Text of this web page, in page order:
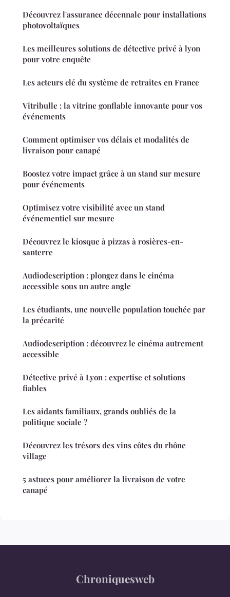
Découvrez l'assurance décennale pour installations
photovoltaïques
Les meilleures solutions de détective privé à lyon
pour votre enquête
Les acteurs clé du système de retraites en France
Vitribulle : la vitrine gonflable innovante pour vos
événements
Comment optimiser vos délais et modalités de
livraison pour canapé
Boostez votre impact grâce à un stand sur mesure
pour événements
Optimisez votre visibilité avec un stand
événementiel sur mesure
Découvrez le kiosque à pizzas à rosières-en-
santerre
Audiodescription : plongez dans le cinéma
accessible sous un autre angle
Les étudiants, une nouvelle population touchée par
la précarité
Audiodescription : découvrez le cinéma autrement
accessible
Détective privé à Lyon : expertise et solutions
fiables
Les aidants familiaux, grands oubliés de la
politique sociale ?
Découvrez les trésors des vins côtes du rhône
village
5 astuces pour améliorer la livraison de votre
canapé
Chroniquesweb